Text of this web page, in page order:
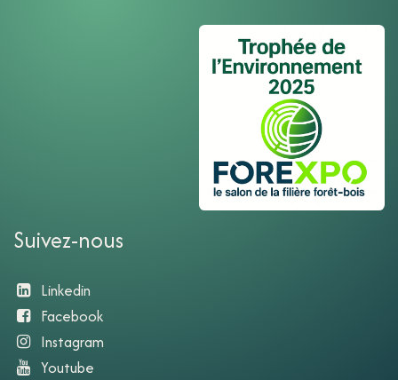
Suivez-nous
Linkedin
Facebook
Instagram
Youtube​